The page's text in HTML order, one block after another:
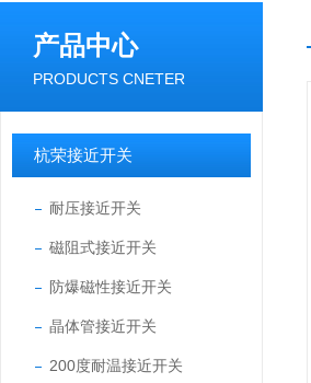
产品中心
PRODUCTS CNETER
杭荣接近开关
耐压接近开关
磁阻式接近开关
防爆磁性接近开关
晶体管接近开关
200度耐温接近开关